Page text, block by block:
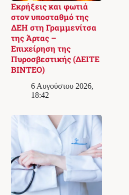
Εκρήξεις και φωτιά
στον υποσταθμό της
ΔΕΗ στη Γραμμενίτσα
της Άρτας –
Επιχείρηση της
Πυροσβεστικής (ΔΕΙΤΕ
ΒΙΝΤΕΟ)
6 Αυγούστου 2026,
18:42